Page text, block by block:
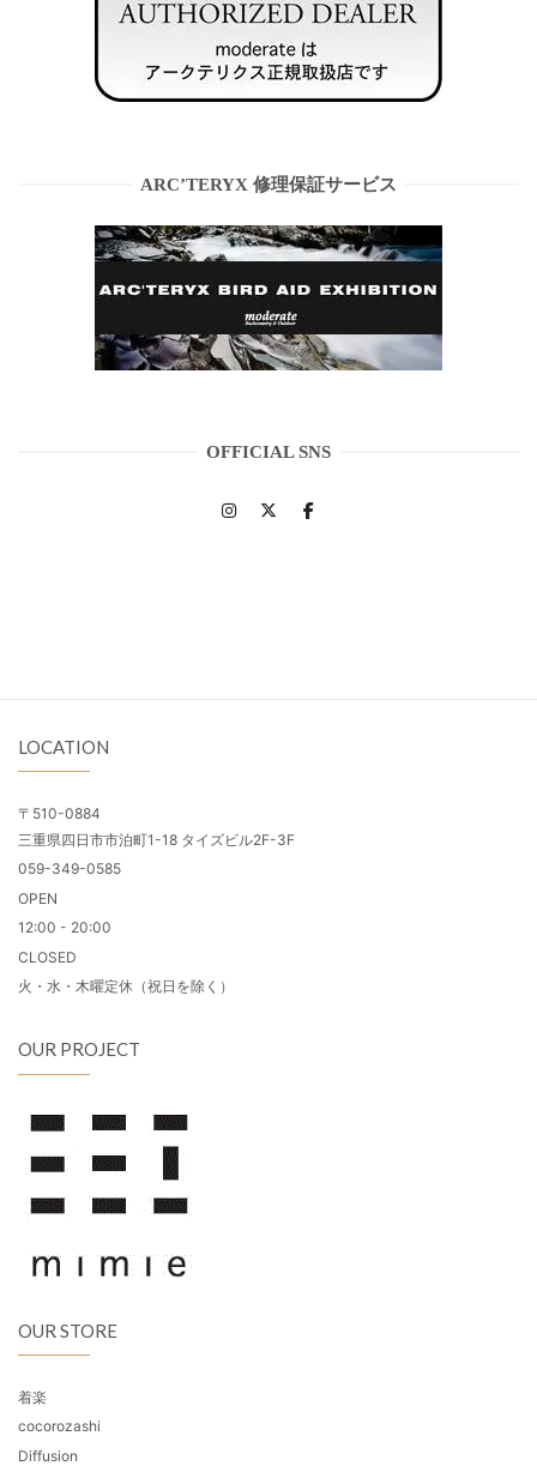
ARC’TERYX 修理保証サービス
OFFICIAL SNS
LOCATION
〒510-0884
三重県四日市市泊町1-18 タイズビル2F-3F
059-349-0585
OPEN
12:00 - 20:00
CLOSED
火・水・木曜定休（祝日を除く）
OUR PROJECT
OUR STORE
着楽
cocorozashi
Diffusion